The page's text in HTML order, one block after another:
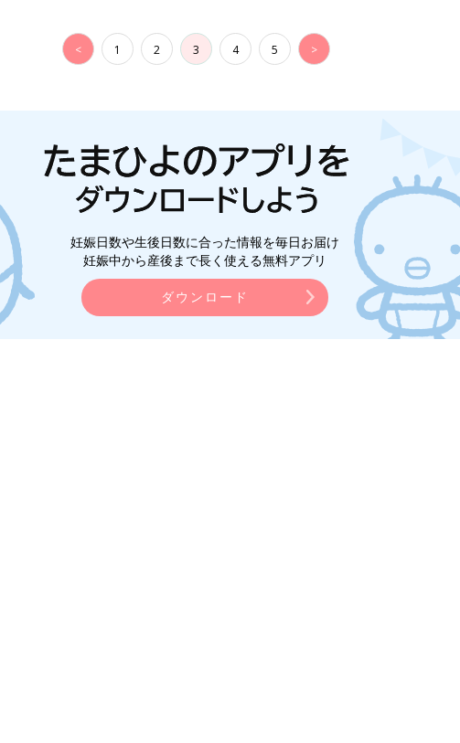
< 1 2 3 4 5 >
妊娠日数や生後日数に合った情報を毎日お届け
妊娠中から産後まで長く使える無料アプリ
ダウンロード